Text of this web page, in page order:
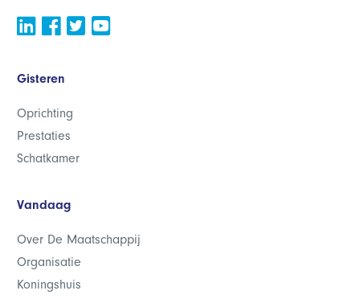
Gisteren
Oprichting
Prestaties
Schatkamer
Vandaag
Over De Maatschappij
Organisatie
Koningshuis